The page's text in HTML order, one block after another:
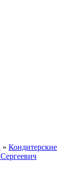
» Кондитерские